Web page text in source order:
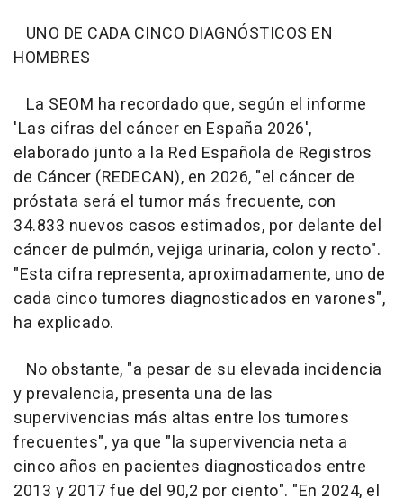
UNO DE CADA CINCO DIAGNÓSTICOS EN
HOMBRES
La SEOM ha recordado que, según el informe
'Las cifras del cáncer en España 2026',
elaborado junto a la Red Española de Registros
de Cáncer (REDECAN), en 2026, "el cáncer de
próstata será el tumor más frecuente, con
34.833 nuevos casos estimados, por delante del
cáncer de pulmón, vejiga urinaria, colon y recto".
"Esta cifra representa, aproximadamente, uno de
cada cinco tumores diagnosticados en varones",
ha explicado.
No obstante, "a pesar de su elevada incidencia
y prevalencia, presenta una de las
supervivencias más altas entre los tumores
frecuentes", ya que "la supervivencia neta a
cinco años en pacientes diagnosticados entre
2013 y 2017 fue del 90,2 por ciento". "En 2024, el